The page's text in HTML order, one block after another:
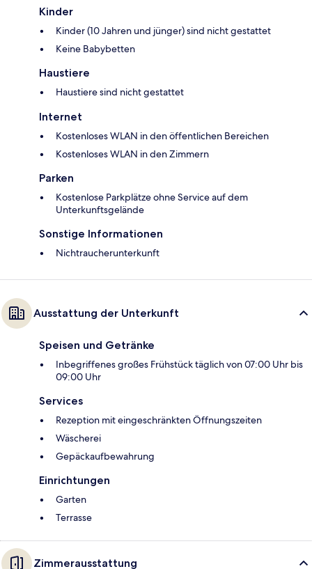
Kinder
Kinder (10 Jahren und jünger) sind nicht gestattet
Keine Babybetten
Haustiere
Haustiere sind nicht gestattet
Internet
Kostenloses WLAN in den öffentlichen Bereichen
Kostenloses WLAN in den Zimmern
Parken
Kostenlose Parkplätze ohne Service auf dem
Unterkunftsgelände
Sonstige Informationen
Nichtraucherunterkunft
Ausstattung der Unterkunft
Speisen und Getränke
Inbegriffenes großes Frühstück täglich von 07:00 Uhr bis
09:00 Uhr
Services
Rezeption mit eingeschränkten Öffnungszeiten
Wäscherei
Gepäckaufbewahrung
Einrichtungen
Garten
Terrasse
Zimmerausstattung